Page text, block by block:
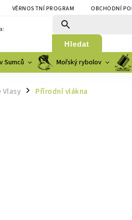
VĚRNOSTNÍ PROGRAM OBCHODNÍ
Hledat
Sumců Mořský rybolov
/ Přírodní vlákna